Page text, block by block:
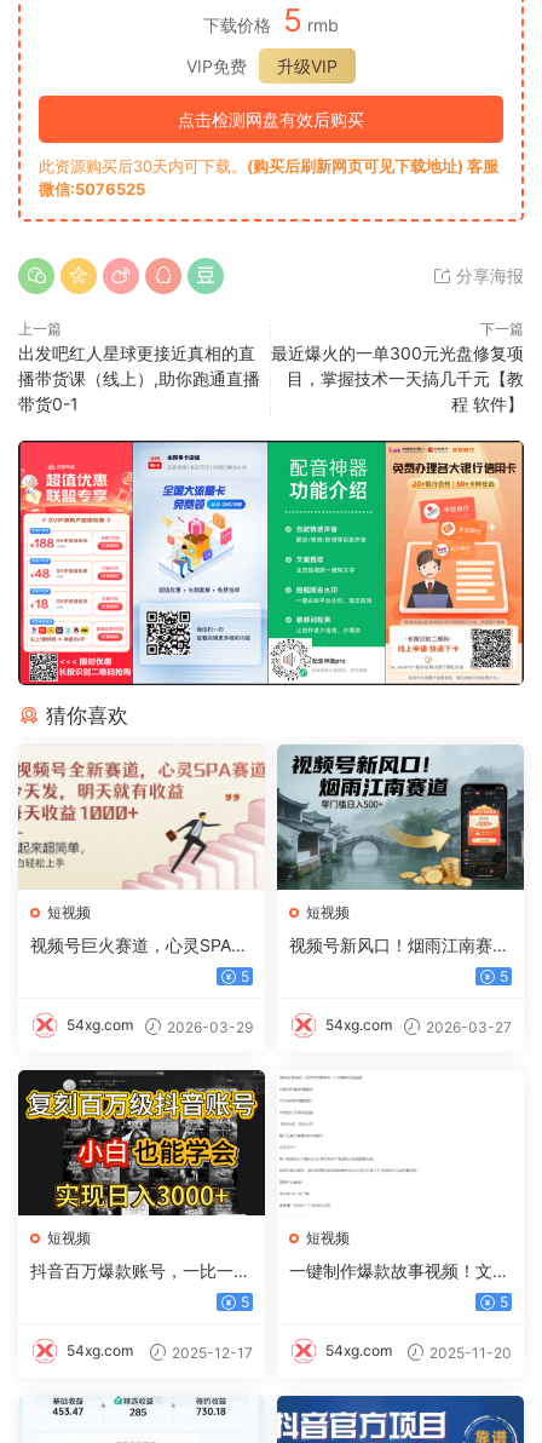
下载价格 5 rmb
VIP免费
升级VIP
点击检测网盘有效后购买
此资源购买后30天内可下载。 (购买后刷新网页可见下载地址) 客服
微信:5076525
分享海报
上一篇
出发吧红人星球更接近真相的直
播带货课（线上）,助你跑通直播
带货0-1
下一篇
最近爆火的一单300元光盘修复项
目，掌握技术一天搞几千元【教
程 软件】
猜你喜欢
短视频
视频号巨火赛道，心灵SPA赛
道，做起来超简单，每天收益
5
54xg.com 2026-03-29
短视频
视频号新风口！烟雨江南赛
5
54xg.com 2026-03-27
短视频
抖音百万爆款账号，一比一复
刻内容教程，从0-1实操课，
入10w+
5
54xg.com 2025-12-17
短视频
一键制作爆款故事视频！文字
秒变YouTube自动发布的傻瓜
5
54xg.com 2025-11-20